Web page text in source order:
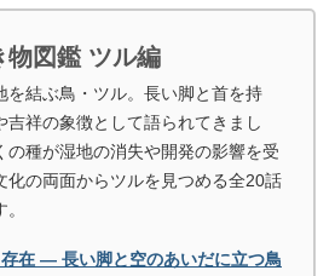
図鑑 ツル編
を結ぶ鳥・ツル。長い脚と首を持
吉祥の象徴として語られてきまし
の種が湿地の消失や開発の影響を受
化の両面からツルを見つめる全20話
在 ― 長い脚と空のあいだに立つ鳥